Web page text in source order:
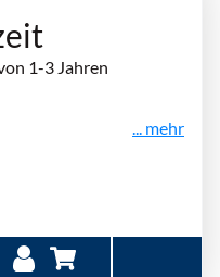
1-3 Jahren
... mehr